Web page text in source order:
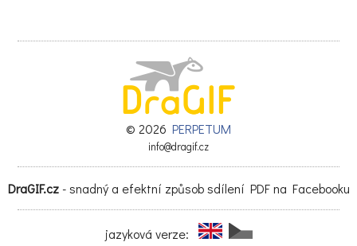
© 2026 PERPETUM
info@dragif.cz
DraGIF.cz- snadný a efektní způsob sdílení PDF na Facebooku
jazyková verze: